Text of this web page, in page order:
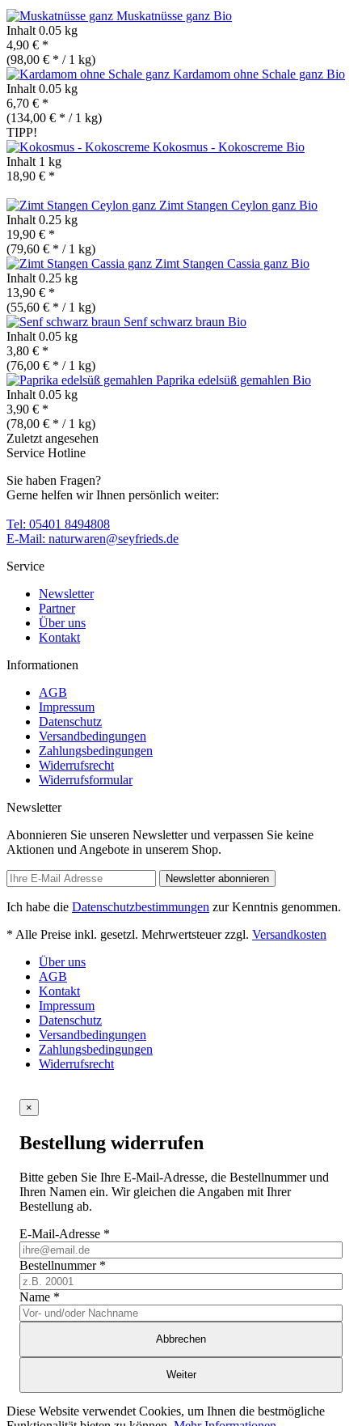
Muskatnüsse ganz Bio
Inhalt 0.05 kg
4,90 € *
(98,00 € * / 1 kg)
Kardamom ohne Schale ganz Bio
Inhalt 0.05 kg
6,70 € *
(134,00 € * / 1 kg)
TIPP!
Kokosmus - Kokoscreme Bio
Inhalt 1 kg
18,90 € *
Zimt Stangen Ceylon ganz Bio
Inhalt 0.25 kg
19,90 € *
(79,60 € * / 1 kg)
Zimt Stangen Cassia ganz Bio
Inhalt 0.25 kg
13,90 € *
(55,60 € * / 1 kg)
Senf schwarz braun Bio
Inhalt 0.05 kg
3,80 € *
(76,00 € * / 1 kg)
Paprika edelsüß gemahlen Bio
Inhalt 0.05 kg
3,90 € *
(78,00 € * / 1 kg)
Zuletzt angesehen
Service Hotline
Sie haben Fragen?
Gerne helfen wir Ihnen persönlich weiter:
Tel: 05401 8494808
E-Mail: naturwaren@seyfrieds.de
Service
Newsletter
Partner
Über uns
Kontakt
Informationen
AGB
Impressum
Datenschutz
Versandbedingungen
Zahlungsbedingungen
Widerrufsrecht
Widerrufsformular
Newsletter
Abonnieren Sie unseren Newsletter und verpassen Sie keine
Aktionen und Angebote in unserem Shop.
Newsletter abonnieren
Ich habe die Datenschutzbestimmungen zur Kenntnis genommen.
* Alle Preise inkl. gesetzl. Mehrwertsteuer zzgl. Versandkosten
Über uns
AGB
Kontakt
Impressum
Datenschutz
Versandbedingungen
Zahlungsbedingungen
Widerrufsrecht
×
Bestellung widerrufen
Bitte geben Sie Ihre E-Mail-Adresse, die Bestellnummer und
Ihren Namen ein. Wir gleichen die Angaben mit Ihrer
Bestellung ab.
E-Mail-Adresse *
Bestellnummer *
Name *
Abbrechen
Weiter
Diese Website verwendet Cookies, um Ihnen die bestmögliche